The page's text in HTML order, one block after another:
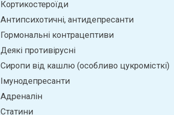
Кортикостероїди
Антипсихотичні, антидепресанти
Гормональні контрацептиви
Деякі противірусні
Сиропи від кашлю (особливо цукромісткі)
Імунодепресанти
Адреналін
Статини